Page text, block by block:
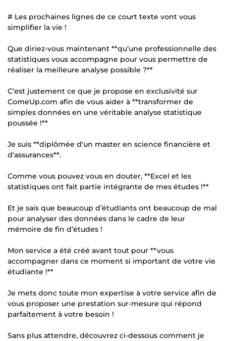
# Les prochaines lignes de ce court texte vont vous
simplifier la vie !
Que diriez-vous maintenant **qu’une professionnelle des
statistiques vous accompagne pour vous permettre de
réaliser la meilleure analyse possible ?**
C’est justement ce que je propose en exclusivité sur
ComeUp.com afin de vous aider à **transformer de
simples données en une véritable analyse statistique
poussée !**
Je suis **diplômée d'un master en science financière et
d'assurances**.
Comme vous pouvez vous en douter, **Excel et les
statistiques ont fait partie intégrante de mes études !**
Et je sais que beaucoup d’étudiants ont beaucoup de mal
pour analyser des données dans le cadre de leur
mémoire de fin d’études !
Mon service a été créé avant tout pour **vous
accompagner dans ce moment si important de votre vie
étudiante !**
Je mets donc toute mon expertise à votre service afin de
vous proposer une prestation sur-mesure qui répond
parfaitement à votre besoin !
Sans plus attendre, découvrez ci-dessous comment je